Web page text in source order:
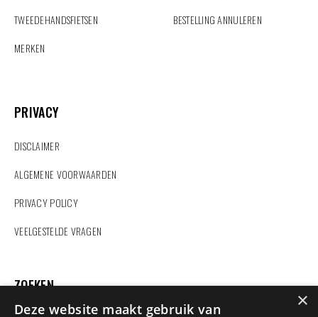
TWEEDEHANDSFIETSEN
MERKEN
BESTELLING ANNULEREN
PRIVACY
DISCLAIMER
ALGEMENE VOORWAARDEN
PRIVACY POLICY
VEELGESTELDE VRAGEN
ZOEKEN
×
Deze website maakt gebruik van